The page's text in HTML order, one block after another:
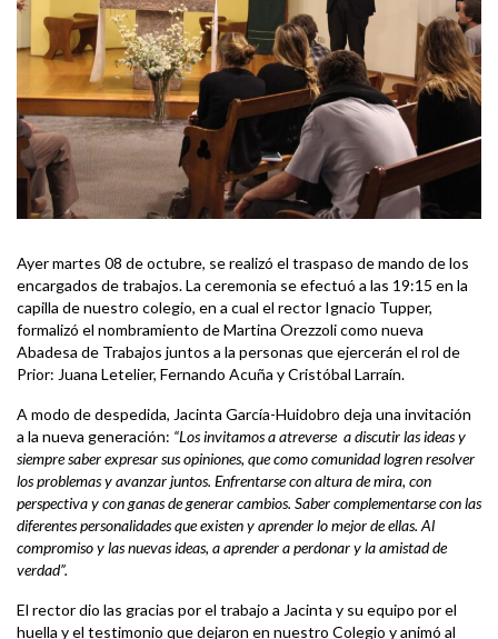
Ayer martes 08 de octubre, se realizó el traspaso de mando de los
encargados de trabajos. La ceremonia se efectuó a las 19:15 en la
capilla de nuestro colegio, en a cual el rector Ignacio Tupper,
formalizó el nombramiento de Martina Orezzoli como nueva
Abadesa de Trabajos juntos a la personas que ejercerán el rol de
Prior: Juana Letelier, Fernando Acuña y Cristóbal Larraín.
A modo de despedida, Jacinta García-Huidobro deja una invitación
a la nueva generación: “Los invitamos a atreverse a discutir las ideas y
siempre saber expresar sus opiniones, que como comunidad logren resolver
los problemas y avanzar juntos. Enfrentarse con altura de mira, con
perspectiva y con ganas de generar cambios. Saber complementarse con las
diferentes personalidades que existen y aprender lo mejor de ellas. Al
compromiso y las nuevas ideas, a aprender a perdonar y la amistad de
verdad”.
El rector dio las gracias por el trabajo a Jacinta y su equipo por el
huella y el testimonio que dejaron en nuestro Colegio y animó al